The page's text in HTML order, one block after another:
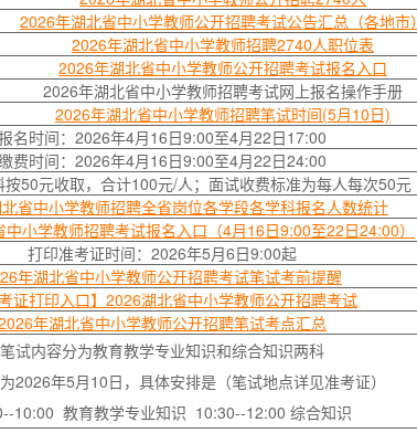
2026年湖北省中小学教师公开招聘考试公告汇总（各地市）
2026年湖北省中小学教师招聘2740人职位表
2026年湖北省中小学教师公开招聘考试报名入口
2026年湖北省中小学教师招聘考试网上报名操作手册
2026年湖北省中小学教师招聘笔试时间(5月10日)
名时间：2026年4月16日9:00至4月22日17:00
费时间：2026年4月16日9:00至4月22日24:00
按50元收取，合计100元/人；面试收费标准为每人每次50元
省中小学教师招聘全省岗位各学段各学科报名人数统计
小学教师招聘考试报名入口（4月16日9:00至22日24:00）
打印准考证时间：2026年5月6日9:00起
年湖北省中小学教师公开招聘考试笔试考前提醒
考证打印入口】2026湖北省中小学教师公开招聘考试
年湖北省中小学教师公开招聘笔试考点汇总
笔试内容分为教育教学专业知识和综合知识两科
2026年5月10日，具体安排是（笔试地点详见准考证）
10:00 教育教学专业知识 10:30--12:00 综合知识